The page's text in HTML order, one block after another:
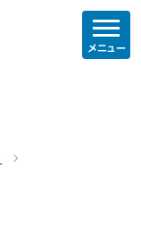
メニュー